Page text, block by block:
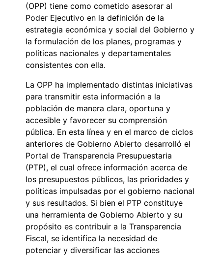
(OPP) tiene como cometido asesorar al
Poder Ejecutivo en la definición de la
estrategia económica y social del Gobierno y
la formulación de los planes, programas y
políticas nacionales y departamentales
consistentes con ella.
La OPP ha implementado distintas iniciativas
para transmitir esta información a la
población de manera clara, oportuna y
accesible y favorecer su comprensión
pública. En esta línea y en el marco de ciclos
anteriores de Gobierno Abierto desarrolló el
Portal de Transparencia Presupuestaria
(PTP), el cual ofrece información acerca de
los presupuestos públicos, las prioridades y
políticas impulsadas por el gobierno nacional
y sus resultados. Si bien el PTP constituye
una herramienta de Gobierno Abierto y su
propósito es contribuir a la Transparencia
Fiscal, se identifica la necesidad de
potenciar y diversificar las acciones